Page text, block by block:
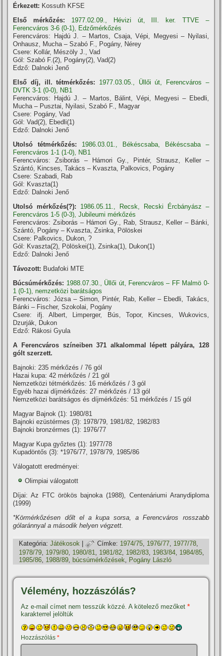
Érkezett: Kossuth KFSE
Első mérkőzés:
1977.02.09., Hévizi út, III. ker. TTVE –
Ferencváros 3-6 (0-1), Edzőmérkőzés
Ferencváros: Hajdú J. – Martos, Csaja, Vépi, Megyesi – Nyilasi,
Onhausz, Mucha – Szabó F., Pogány, Nérey
Csere: Kollár, Mészöly J., Vad
Gól: Szabó F.(2), Pogány(2), Vad(2)
Edző: Dalnoki Jenő
Első díj, ill. tétmérkőzés:
1977.03.05., Üllői út, Ferencváros –
DVTK 3-1 (0-0), NB1
Ferencváros: Hajdú J. – Martos, Bálint, Vépi, Megyesi – Ebedli,
Mucha – Pusztai, Nyilasi, Szabó F., Magyar
Csere: Pogány, Vad
Gól: Vad(2), Ebedli(1)
Edző: Dalnoki Jenő
Utolsó tétmérkőzés:
1986.03.01., Békéscsaba, Békéscsaba –
Ferencváros 1-1 (1-0), NB1
Ferencváros: Zsiborás – Hámori Gy., Pintér, Strausz, Keller –
Szántó, Kincses, Takács – Kvaszta, Palkovics, Pogány
Csere: Szabadi, Rab
Gól: Kvaszta(1)
Edző: Dalnoki Jenő
Utolsó mérkőzés(?):
1986.05.11., Recsk, Recski Ércbányász –
Ferencváros 1-5 (0-3), Jubileumi mérkőzés
Ferencváros: Zsiborás – Hámori Gy., Rab, Strausz, Keller – Bánki,
Szántó, Pogány – Kvaszta, Zsinka, Pölöskei
Csere: Palkovics, Dukon, ?
Gól: Kvaszta(2), Pölöskei(1), Zsinka(1), Dukon(1)
Edző: Dalnoki Jenő
Távozott: Budafoki MTE
Búcsúmérkőzés: 1988.07.30., Üllői út, Ferencváros – FF Malmö 0-
1 (0-1), nemzetközi barátságos
Ferencváros: Józsa – Simon, Pintér, Rab, Keller – Ebedli, Takács,
Bánki – Fischer, Szokolai, Pogány
Csere: ifj. Albert, Limperger, Bús, Topor, Kincses, Wukovics,
Dzurják, Dukon
Edző: Rákosi Gyula
A Ferencváros szí­neiben 371 alkalommal lépett pályára, 128
gólt szerzett.
Bajnoki: 235 mérkőzés / 76 gól
Hazai kupa: 42 mérkőzés / 21 gól
Nemzetközi tétmérkőzés: 16 mérkőzés / 3 gól
Egyéb hazai dí­jmérkőzés: 27 mérkőzés / 13 gól
Nemzetközi barátságos és dí­jmérkőzés: 51 mérkőzés / 15 gól
Magyar Bajnok (1): 1980/81
Bajnoki ezüstérmes (3): 1978/79, 1981/82, 1982/83
Bajnoki bronzérmes (1): 1976/77
Magyar Kupa győztes (1): 1977/78
Kupadöntős (3): *1976/77, 1978/79, 1985/86
Válogatott eredményei:
Olimpiai válogatott
Dí­jai: Az FTC örökös bajnoka (1988), Centenáriumi Aranydiploma
(1999)
*Körmérkőzésen dőlt el a kupa sorsa, a Ferencváros rosszabb
gólaránnyal a második helyen végzett.
Kategória: Játékosok | Címke: 1974/75, 1976/77, 1977/78,
1978/79, 1979/80, 1980/81, 1981/82, 1982/83, 1983/84, 1984/85,
1985/86, 1988/89, búcsúmérkőzések, Pogány László
Vélemény, hozzászólás?
Az e-mail címet nem tesszük közzé. A kötelező mezőket*
karakterrel jelöltük
Hozzászólás*